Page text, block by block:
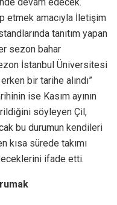
etmek amacıyla İletişim
tanıtım yapan
sezon bahar
İstanbul Üniversitesi
bir tarihe alındı”
ise Kasım ayının
söyleyen Çil,
bu durumun kendileri
kısa sürede takımı
ifade etti.